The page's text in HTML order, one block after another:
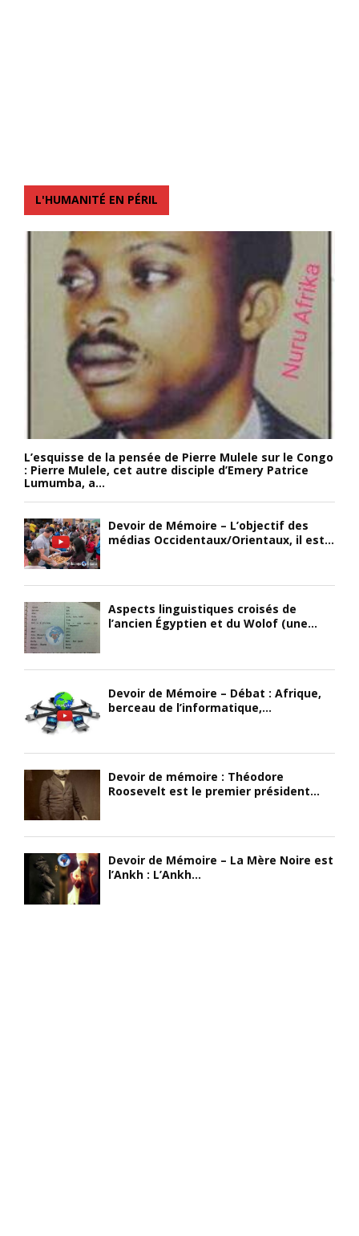
L'HUMANITÉ EN PÉRIL
L’esquisse de la pensée de Pierre Mulele sur le Congo
: Pierre Mulele, cet autre disciple d’Emery Patrice
Lumumba, a...
Devoir de Mémoire – L’objectif des
médias Occidentaux/Orientaux, il est...
Aspects linguistiques croisés de
l’ancien Égyptien et du Wolof (une...
Devoir de Mémoire – Débat : Afrique,
berceau de l’informatique,...
Devoir de mémoire : Théodore
Roosevelt est le premier président...
Devoir de Mémoire – La Mère Noire est
l’Ankh : L’Ankh...